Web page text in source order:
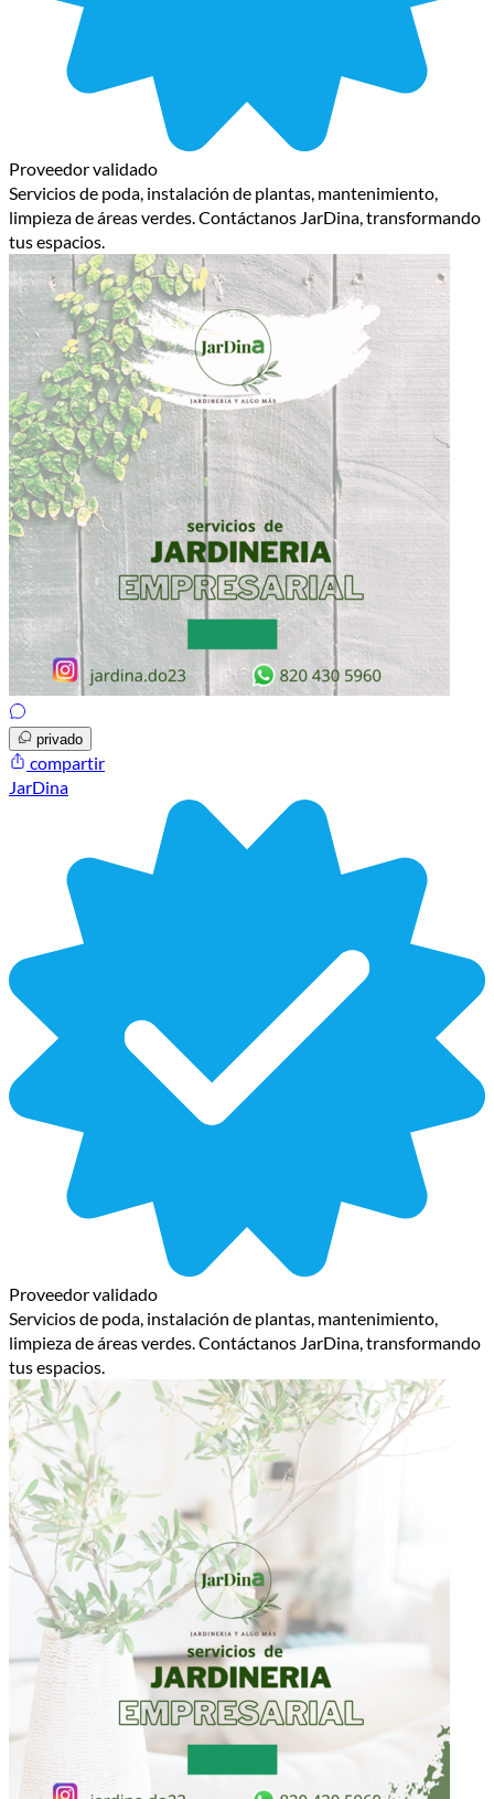
Proveedor validado
Servicios de poda, instalación de plantas, mantenimiento,
limpieza de áreas verdes. Contáctanos JarDina, transformando
tus espacios.
privado
compartir
JarDina
Proveedor validado
Servicios de poda, instalación de plantas, mantenimiento,
limpieza de áreas verdes. Contáctanos JarDina, transformando
tus espacios.